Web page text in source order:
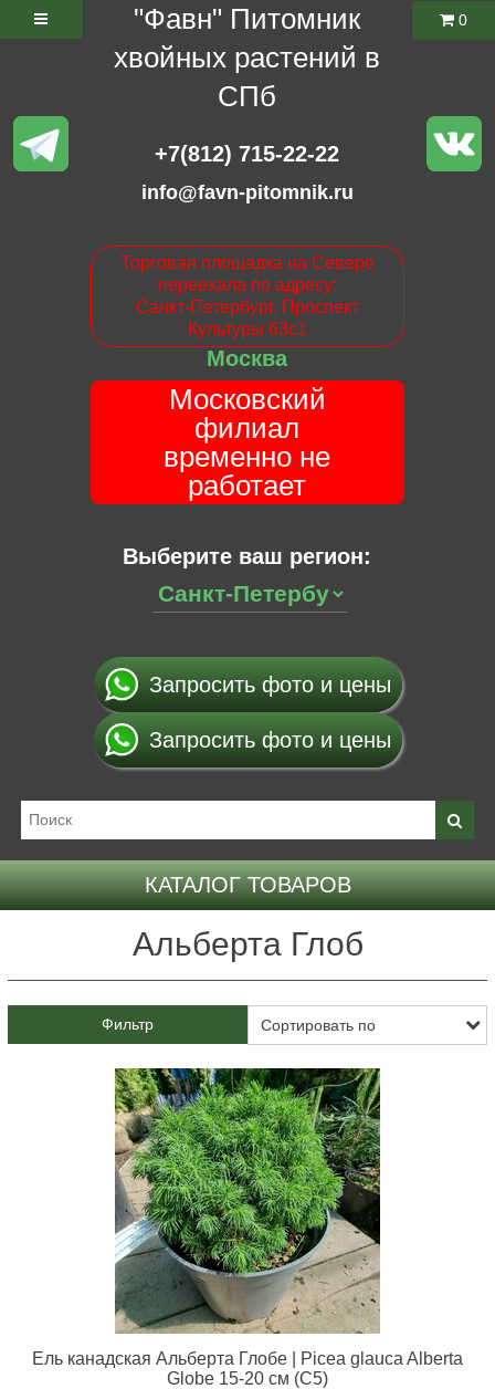
"Фавн" Питомник
хвойных растений в
СПб
+7(812) 715-22-22
info@favn-pitomnik.ru
Торговая площадка на Севере
переехала по адресу:
Санкт-Петербург. Проспект
Культуры 63с1
Москва
Московский
филиал
временно не
работает
Выберите ваш регион:
0
Запросить фото и цены
Запросить фото и цены
КАТАЛОГ ТОВАРОВ
Альберта Глоб
Фильтр
Ель канадская Альберта Глобе | Picea glauca Alberta
Globe 15-20 см (С5)